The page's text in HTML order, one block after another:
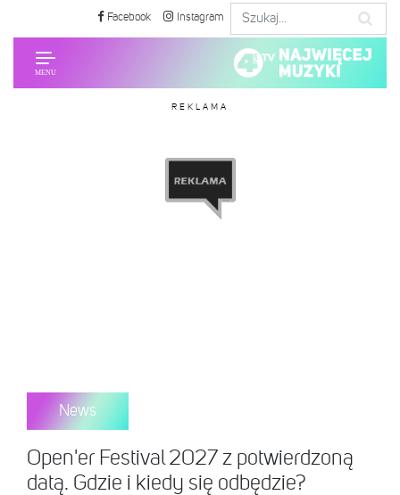
Facebook Instagram
REKLAMA
News
Open'er Festival 2027 z potwierdzoną
datą. Gdzie i kiedy się odbędzie?